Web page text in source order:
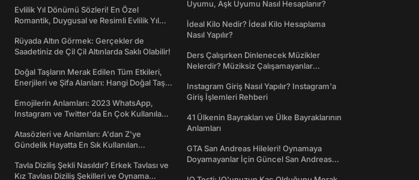
Evlilik Yıl Dönümü Sözleri! En Özel
Romantik, Duygusal ve Resimli Evlilik Yıl
Rüyada Altın Görmek: Gerçekler de
Saadetiniz de Çil Çil Altınlarda Saklı Olabilir!
Doğal Taşların Merak Edilen Tüm Etkileri,
Enerjileri ve Şifa Alanları: Hangi Doğal Taş
Emojilerin Anlamları: 2023 WhatsApp,
Instagram ve Twitter'da En Çok Kullanılan
Atasözleri ve Anlamları: A'dan Z'ye
Gündelik Hayatta En Sık Kullanılan
Tavla Diziliş Şekli Nasıldır? Erkek Tavlası ve
Kız Tavlası Diziliş Şekilleri ve Oynama
Uyumu, Aşk Uyumu Nasıl Hesaplanır?
İdeal Kilo Nedir? İdeal Kilo Hesaplama
Nasıl Yapılır?
Ders Çalışırken Dinlenecek Müzikler
Nelerdir? Müziksiz Çalışamayanlar
Instagram Giriş Nasıl Yapılır? Instagram'a
Giriş İşlemleri Rehberi
41 Ülkenin Bayrakları ve Ülke Bayraklarının
Anlamları
GTA San Andreas Hileleri! Oynamaya
Doyamayanlar İçin Güncel San Andreas